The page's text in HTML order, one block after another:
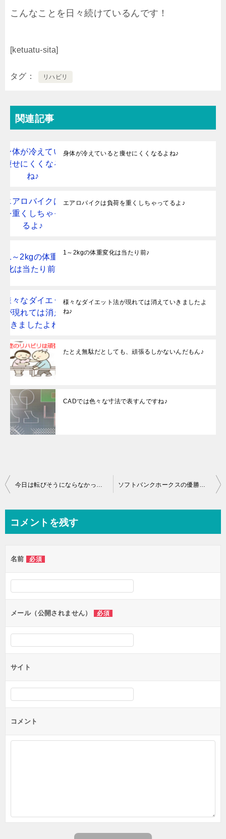
こんなことを日々続けているんです！
[ketuatu-sita]
タグ リハビリ
関連記事
身体が冷えていると痩せにくくなるよね♪
エアロバイクは負荷を重くしちゃってるよ♪
1～2kgの体重変化は当たり前♪
様々なダイエット法が現れては消えていきましたよ
ね♪
たとえ無駄だとしても、頑張るしかないんだもん♪
CADでは色々な寸法で表すんですね♪
投
ビ
ー
シ
ン
今日は転びそうにならなかったよ♪ ソフトバンクホークスの優勝セールで忙しんですね♪
コメントを残す
名前 必須
メール（公開されません） 必須
サイト
コメント